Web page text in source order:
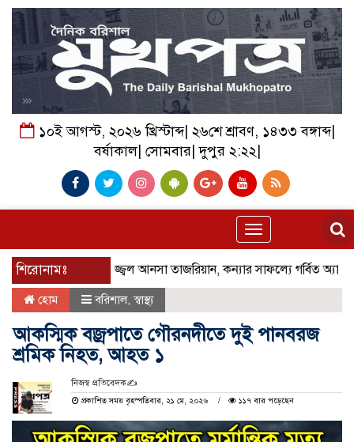
১০ই আগস্ট, ২০২৬ খ্রিস্টাব্দ| ২৬শে শ্রাবণ, ১৪৩৩ বঙ্গাব্দ|
বর্ষাকাল| সোমবার| দুপুর ২:২২|
Toggle
navigation
শিরোনামঃ
এ প্লাসে উজ্জ্বল আনসা তাজরিয়ান, কন্যার সাফল্যে গর্বিত
হোম বরিশাল,স্বাস্থ্য
আকস্মিক বজ্রপাতে গৌরনদীতে দুই পানবরজ
শ্রমিক নিহত, আহত ১
নিজস্ব প্রতিবেদক✍️
প্রকাশিত সময় বৃহস্পতিবার, ২১ মে, ২০২৬
১১৭ বার পড়েছেন